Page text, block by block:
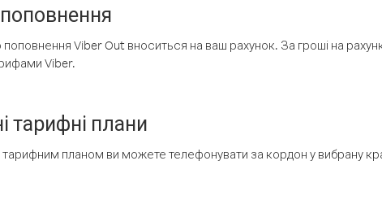
Viber Out вноситься на ваш рахунок. За гроші на
Viber.
тарифні плани
тарифним планом ви можете телефонувати за кордон у вибрану